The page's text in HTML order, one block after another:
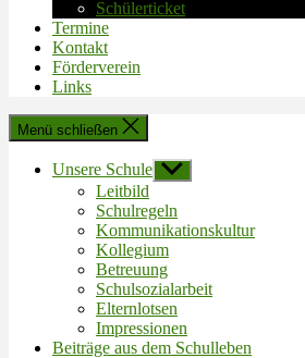
Schülerticket
Termine
Kontakt
Förderverein
Links
Menü schließen
Unsere Schule Untermenü
anzeigen
Leitbild
Schulregeln
Kommunikationskultur
Kollegium
Betreuung
Schulsozialarbeit
Elternlotsen
Impressionen
Beiträge aus dem Schulleben